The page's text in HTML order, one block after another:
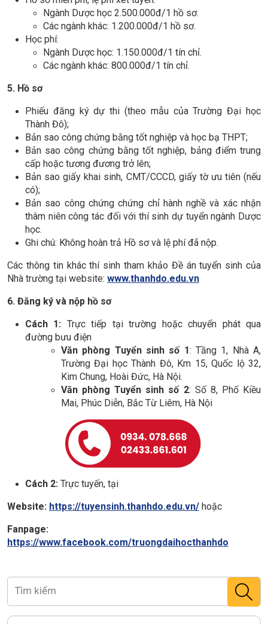
Ngành Dược học 2.500.000đ/1 hồ sơ.
Các ngành khác: 1.200.000đ/1 hồ sơ.
Học phí:
Ngành Dược học: 1.150.000đ/1 tín chỉ.
Các ngành khác: 800.000đ/1 tín chỉ.
5. Hồ sơ
Phiếu đăng ký dự thi (theo mẫu của Trường Đại học
Thành Đô);
Bản sao công chứng bằng tốt nghiệp và học bạ THPT;
Bản sao công chứng bằng tốt nghiệp, bảng điểm trung
cấp hoặc tương đương trở lên;
Bản sao giấy khai sinh, CMT/CCCD, giấy tờ ưu tiên (nếu
có);
Bản sao công chứng chứng chỉ hành nghề và xác nhận
thâm niên công tác đối với thí sinh dự tuyển ngành Dược
học.
Ghi chú: Không hoàn trả Hồ sơ và lệ phí đã nộp.
Các thông tin khác thí sinh tham khảo Đề án tuyển sinh của
Nhà trường tại website: www.thanhdo.edu.vn
6. Đăng ký và nộp hồ sơ
Cách 1: Trực tiếp tại trường hoặc chuyển phát qua
đường bưu điện
Văn phòng Tuyển sinh số 1: Tầng 1, Nhà A,
Trường Đại học Thành Đô, Km 15, Quốc lộ 32,
Kim Chung, Hoài Đức, Hà Nội.
Văn phòng Tuyển sinh số 2: Số 8, Phố Kiều
Mai, Phúc Diễn, Bắc Từ Liêm, Hà Nội
Cách 2: Trực tuyến, tại
Website: https://tuyensinh.thanhdo.edu.vn/ hoặc
Fanpage:
https://www.facebook.com/truongdaihocthanhdo